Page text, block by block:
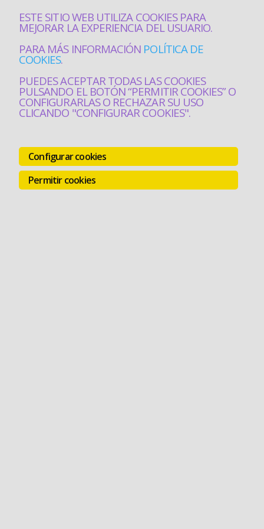
ESTE SITIO WEB UTILIZA COOKIES PARA
MEJORAR LA EXPERIENCIA DEL USUARIO.
PARA MÁS INFORMACIÓN POLÍTICA DE
COOKIES.
PUEDES ACEPTAR TODAS LAS COOKIES
PULSANDO EL BOTÓN “PERMITIR COOKIES” O
CONFIGURARLAS O RECHAZAR SU USO
CLICANDO "CONFIGURAR COOKIES".
Configurar cookies
Permitir cookies